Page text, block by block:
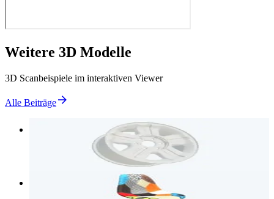
Weitere 3D Modelle
3D Scanbeispiele im interaktiven Viewer
Alle Beiträge